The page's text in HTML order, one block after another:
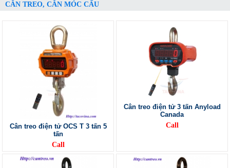
CÂN TREO, CÂN MÓC CẨU
Cân treo điện tử OCS T 3 tấn 5
tấn
Call
Cân treo điện tử 3 tấn Anyload
Canada
Call